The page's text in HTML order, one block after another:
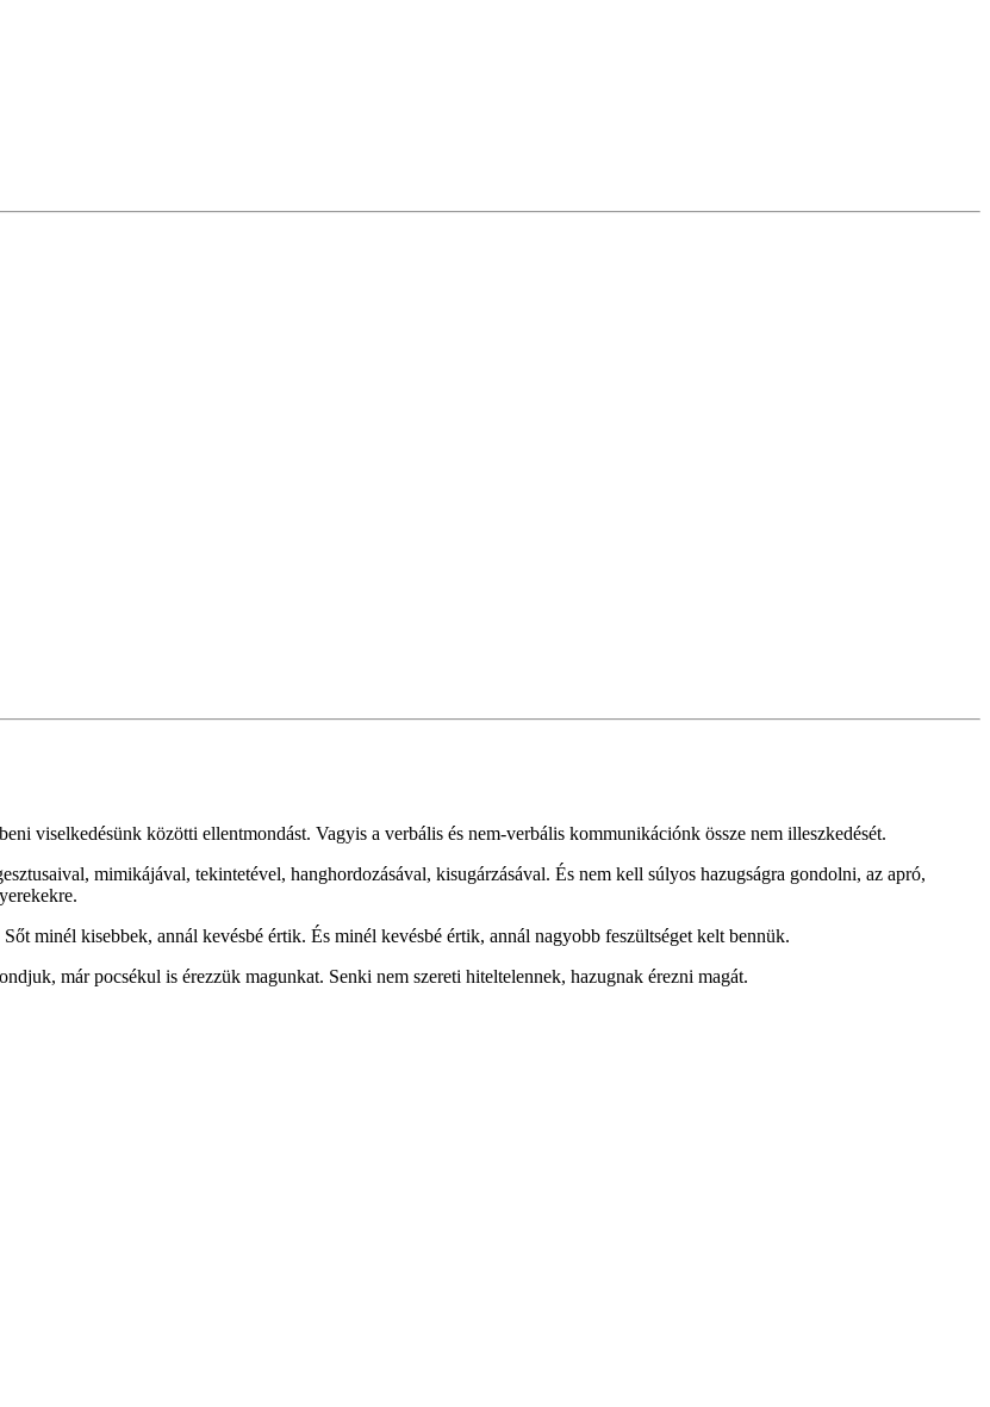
viselkedésünk közötti ellentmondást. Vagyis a verbális és nem-verbális kommunikációnk össze nem illeszkedését.
mimikájával, tekintetével, hanghordozásával, kisugárzásával. És nem kell súlyos hazugságra gondolni, az apró,
rekekre.
minél kisebbek, annál kevésbé értik. És minél kevésbé értik, annál nagyobb feszültséget kelt bennük.
már pocsékul is érezzük magunkat. Senki nem szereti hiteltelennek, hazugnak érezni magát.